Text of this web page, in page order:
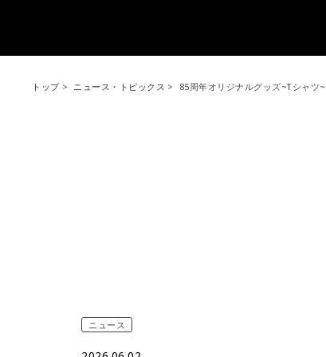
トップ ニュース・トピックス 85周年オリジナルグッズ~Tシャツ~
ニュース